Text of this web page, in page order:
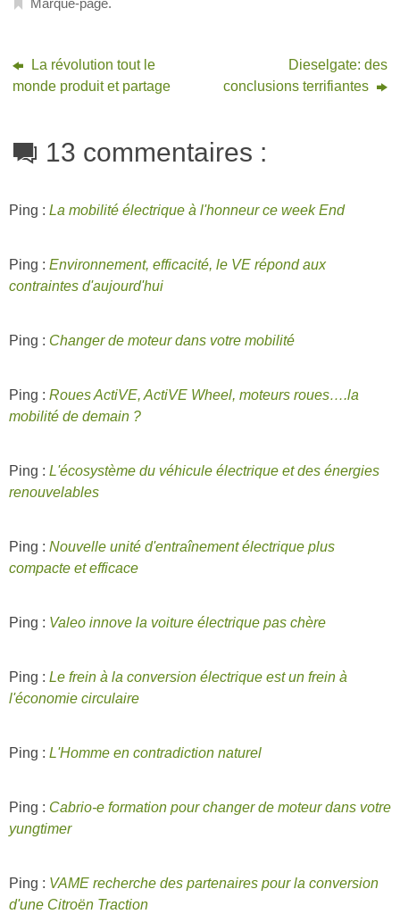
Marque-page.
La révolution tout le
monde produit et partage
Dieselgate: des
conclusions terrifiantes
13 commentaires :
Ping : La mobilité électrique à l'honneur ce week End
Ping : Environnement, efficacité, le VE répond aux
contraintes d'aujourd'hui
Ping : Changer de moteur dans votre mobilité
Ping : Roues ActiVE, ActiVE Wheel, moteurs roues….la
mobilité de demain ?
Ping : L'écosystème du véhicule électrique et des énergies
renouvelables
Ping : Nouvelle unité d'entraînement électrique plus
compacte et efficace
Ping : Valeo innove la voiture électrique pas chère
Ping : Le frein à la conversion électrique est un frein à
l'économie circulaire
Ping : L'Homme en contradiction naturel
Ping : Cabrio-e formation pour changer de moteur dans votre
yungtimer
Ping : VAME recherche des partenaires pour la conversion
d'une Citroën Traction